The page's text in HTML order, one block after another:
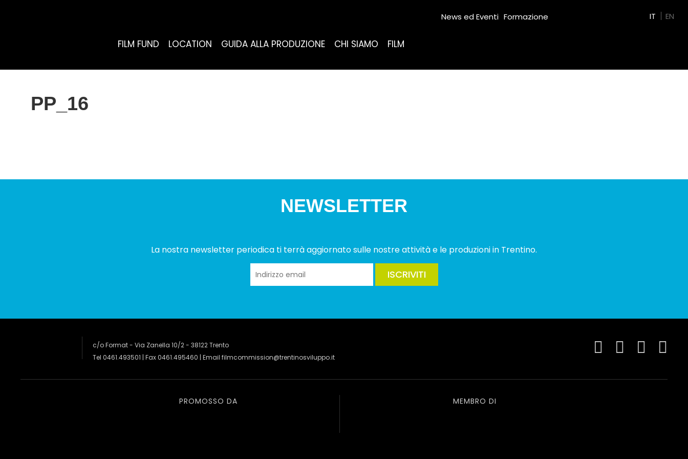
FILM FUND LOCATION GUIDA ALLA PRODUZIONE CHI SIAMO FILM
News ed Eventi Formazione IT EN
PP_16
NEWSLETTER
La nostra newsletter periodica ti terrà aggiornato sulle nostre attività e le produzioni in Trentino.
ISCRIVITI
c/o Format - Via Zanella 10/2 - 38122 Trento
Tel 0461.493501 | Fax 0461.495460 | Email filmcommission@trentinosviluppo.it
PROMOSSO DA MEMBRO DI